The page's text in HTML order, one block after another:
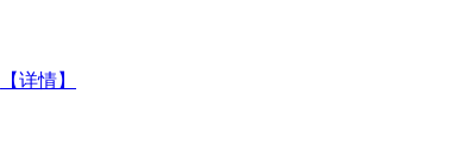
【详情】